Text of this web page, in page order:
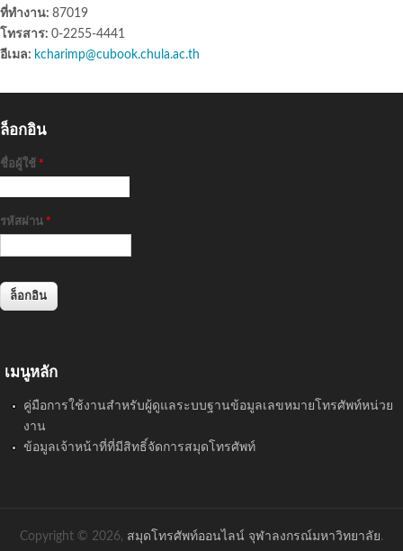
ที่ทำงาน: 87019
โทรสาร: 0-2255-4441
อีเมล: kcharimp@cubook.chula.ac.th
ล็อกอิน
ชื่อผู้ใช้ *
รหัสผ่าน *
เมนูหลัก
คู่มือการใช้งานสำหรับผู้ดูแลระบบฐานข้อมูลเลขหมายโทรศัพท์หน่วย
งาน
ข้อมูลเจ้าหน้าที่ที่มีสิทธิ์จัดการสมุดโทรศัพท์
Copyright © 2026, สมุดโทรศัพท์ออนไลน์ จุฬาลงกรณ์มหาวิทยาลัย.